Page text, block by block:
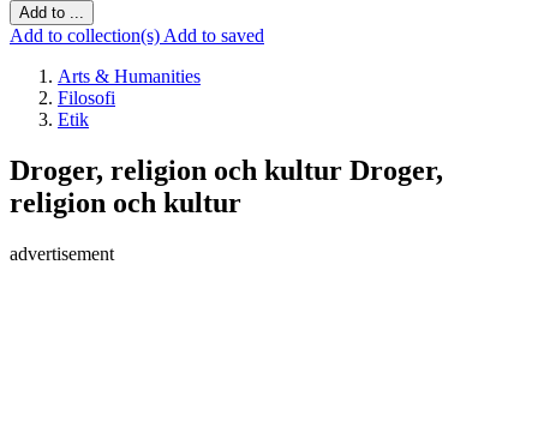
Add to ...
Add to collection(s) Add to saved
Arts & Humanities
Filosofi
Etik
Droger, religion och kultur Droger,
religion och kultur
advertisement